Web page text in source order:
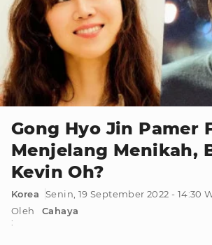
Gong Hyo Jin Pamer
Menjelang Menikah,
Kevin Oh?
Korea
Senin, 19 September 2022 - 14:30
Oleh
:
Cahaya